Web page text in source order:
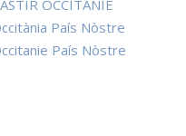
OCCITANIE
País Nòstre
País Nòstre